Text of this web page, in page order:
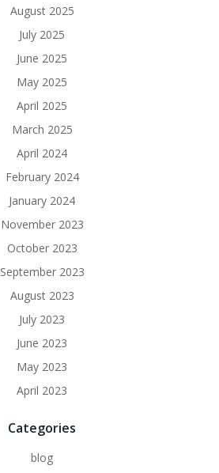
August 2025
July 2025
June 2025
May 2025
April 2025
March 2025
April 2024
February 2024
January 2024
November 2023
October 2023
September 2023
August 2023
July 2023
June 2023
May 2023
April 2023
Categories
blog